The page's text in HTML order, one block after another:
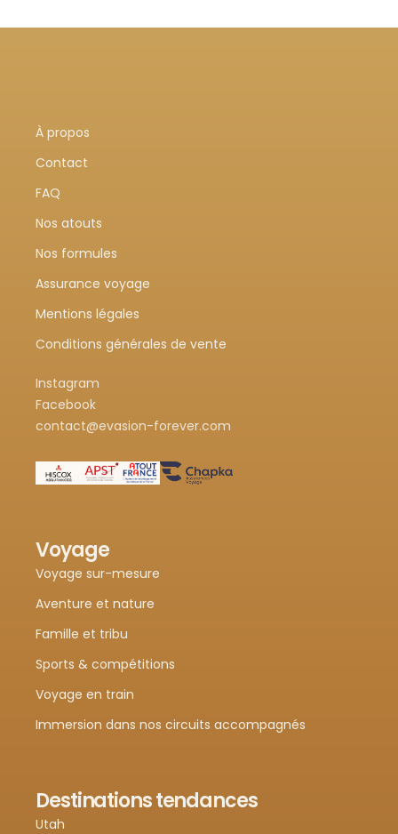
À propos
Contact
FAQ
Nos atouts
Nos formules
Assurance voyage
Mentions légales
Conditions générales de vente
Instagram
Facebook
contact@evasion-forever.com
Voyage
Voyage sur-mesure
Aventure et nature
Famille et tribu
Sports & compétitions
Voyage en train
Immersion dans nos circuits accompagnés
Destinations tendances
Utah